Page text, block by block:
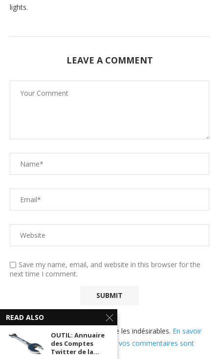
lights.
LEAVE A COMMENT
Save my name, email, and website in this browser for the
next time I comment.
Ce site utilise Akismet pour réduire les indésirables. En savoir
plus sur comment les données de vos commentaires sont
utilisées.
READ ALSO
OUTIL: Annuaire
des Comptes
Twitter de la...